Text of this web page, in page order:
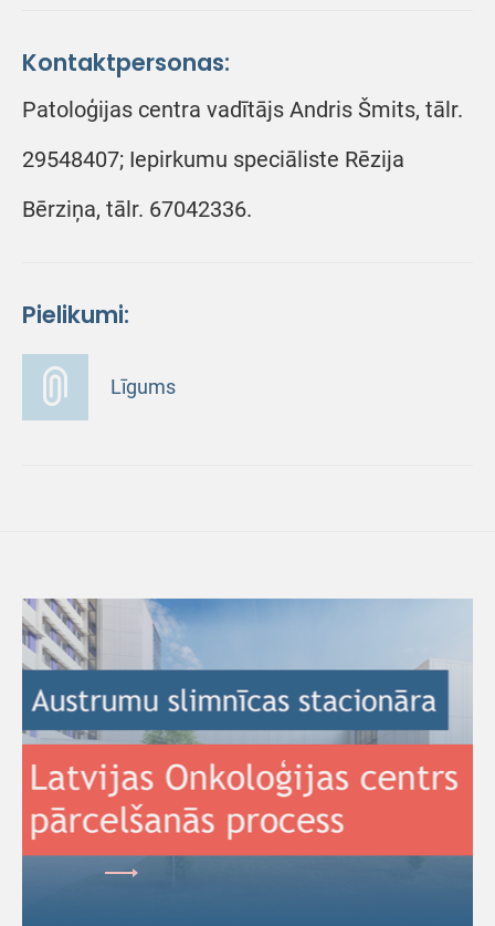
Kontaktpersonas:
Patoloģijas centra vadītājs Andris Šmits, tālr.
29548407; Iepirkumu speciāliste Rēzija
Bērziņa, tālr. 67042336.
Pielikumi:
Līgums